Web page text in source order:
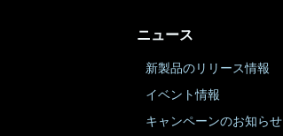
ニュース
新製品のリリース情報
イベント情報
キャンペーンのお知らせ